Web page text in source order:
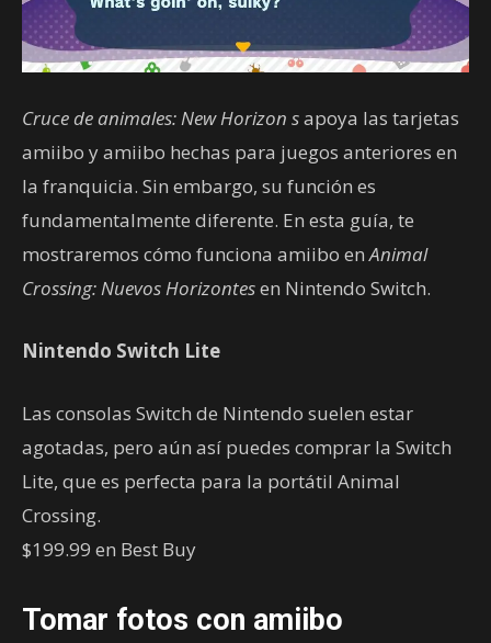
Cruce de animales: New Horizon sapoya las tarjetas
amiibo y amiibo hechas para juegos anteriores en
la franquicia. Sin embargo, su función es
fundamentalmente diferente. En esta guía, te
mostraremos cómo funciona amiibo enAnimal
Crossing: Nuevos Horizontesen Nintendo Switch.
Nintendo Switch Lite
Las consolas Switch de Nintendo suelen estar
agotadas, pero aún así puedes comprar la Switch
Lite, que es perfecta para la portátil Animal
Crossing.
$199.99 en Best Buy
Tomar fotos con amiibo